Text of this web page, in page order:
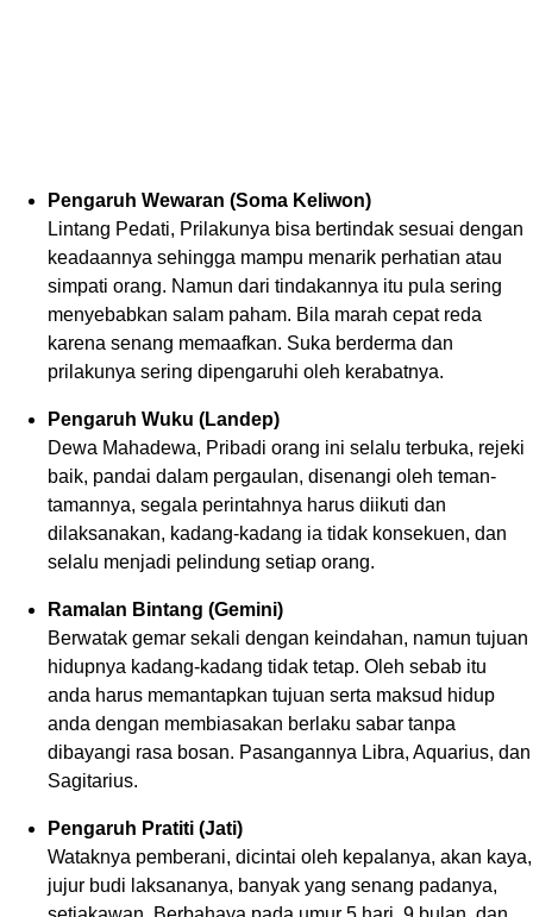
Pengaruh Wewaran (Soma Keliwon)
Lintang Pedati, Prilakunya bisa bertindak sesuai dengan
keadaannya sehingga mampu menarik perhatian atau
simpati orang. Namun dari tindakannya itu pula sering
menyebabkan salam paham. Bila marah cepat reda
karena senang memaafkan. Suka berderma dan
prilakunya sering dipengaruhi oleh kerabatnya.
Pengaruh Wuku (Landep)
Dewa Mahadewa, Pribadi orang ini selalu terbuka, rejeki
baik, pandai dalam pergaulan, disenangi oleh teman-
tamannya, segala perintahnya harus diikuti dan
dilaksanakan, kadang-kadang ia tidak konsekuen, dan
selalu menjadi pelindung setiap orang.
Ramalan Bintang (Gemini)
Berwatak gemar sekali dengan keindahan, namun tujuan
hidupnya kadang-kadang tidak tetap. Oleh sebab itu
anda harus memantapkan tujuan serta maksud hidup
anda dengan membiasakan berlaku sabar tanpa
dibayangi rasa bosan. Pasangannya Libra, Aquarius, dan
Sagitarius.
Pengaruh Pratiti (Jati)
Wataknya pemberani, dicintai oleh kepalanya, akan kaya,
jujur budi laksananya, banyak yang senang padanya,